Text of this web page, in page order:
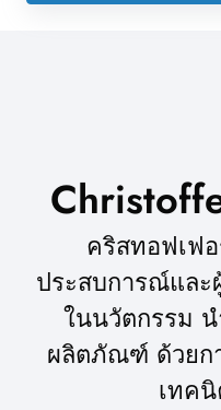
คริสทอฟเฟ
ประสบการณ์และ
ในนวัตกรรม
ผลิตภัณฑ์ ด้วยก
เทค